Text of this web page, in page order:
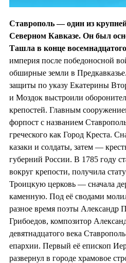
Ставрополь — один из
Северном Кавказе. Он был
Ташла в конце
империя после победоносной
обширные земли в
защиты по указу Екатерины
и Моздок выстроили
крепостей. Главным
форпост с названием
греческого как Город Креста.
казаки и солдаты, затем —
губерний России. В 1785 году
вокруг крепости, получила
Троицкую церковь — сначала
каменную. Под её сводами
разное время поэты Александр
Грибоедов, композитор
девятнадцатого века
епархии. Первый её епископ
развернул в городе храмовое